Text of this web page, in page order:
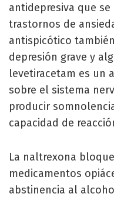
antidepresiva que
trastornos de
antispicótico
depresión grave y
levetiracetam es un
sobre el sistema
producir
capacidad de
La naltrexona
medicamentos
abstinencia al